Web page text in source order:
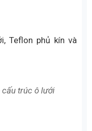
Teflon phủ kín và